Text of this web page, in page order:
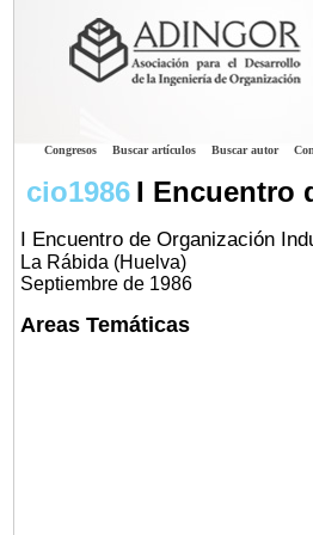
Congresos Buscar artículos Buscar autor
cio1986 I Encuentro
I Encuentro de Organización
La Rábida (Huelva)
Septiembre de 1986
Areas Temáticas